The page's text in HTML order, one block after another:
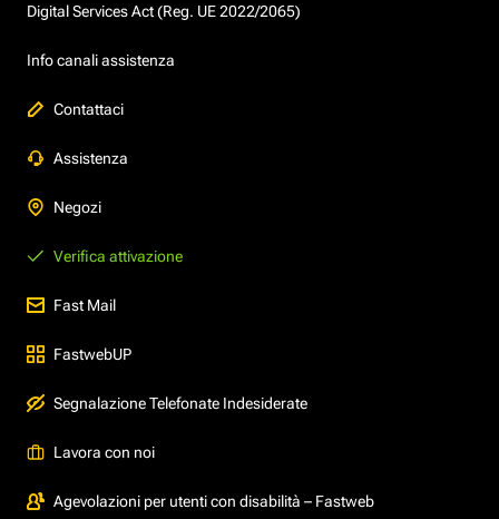
Digital Services Act (Reg. UE 2022/2065)
Info canali assistenza
Contattaci
Assistenza
Negozi
Verifica attivazione
Fast Mail
FastwebUP
Segnalazione Telefonate Indesiderate
Lavora con noi
Agevolazioni per utenti con disabilità – Fastweb